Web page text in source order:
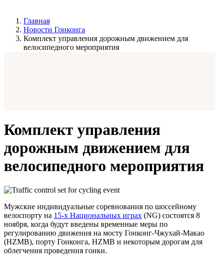
Главная
Новости Гонконга
Комплект управления дорожным движением для
велосипедного мероприятия
Комплект управления
дорожным движением для
велосипедного мероприятия
Мужские индивидуальные соревнования по шоссейному
велоспорту на 15-х Национальных играх (NG) состоятся 8
ноября, когда будут введены временные меры по
регулированию движения на мосту Гонконг-Чжухай-Макао
(HZMB), порту Гонконга, HZMB и некоторым дорогам для
облегчения проведения гонки.